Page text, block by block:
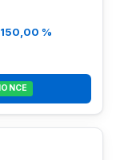
150,00 %